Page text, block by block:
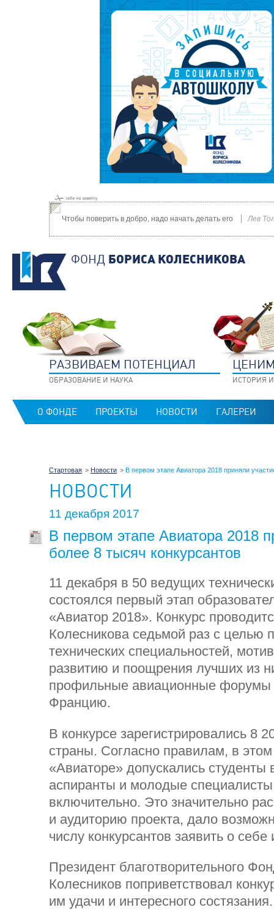
Чтобы поверить в добро, надо начать делать его Лев
ФОНД БОРИСА КОЛЕСНИКОВА
РАЗВИВАЕМ ПОТЕНЦИАЛ
ОБРАЗОВАНИЕ И НАУКА ИСТОРИЯ
О ФОНДЕ ПРОЕКТЫ НОВОСТИ ГАЛЕРЕИ
Стартовая Новости В первом этапе Авиатора 2018 приняли
НОВОСТИ
11 декабря 2017
В первом этапе Авиатора 2018
более 8 тысяч конкурсантов
11 декабря в 50 ведущих
состоялся первый этап
«Авиатор 2018». Конкурс
Колесникова седьмой раз с целью
технических специальностей,
развитию и поощрения лучших из
профильные авиационные форумы
Францию.
В конкурсе зарегистрировались 8
страны. Согласно правилам, в
«Авиаторе» допускались
аспиранты и молодые
включительно. Это значительно
и аудиторию проекта, дало
числу конкурсантов заявить о себе
Президент благотворительного
Колесников поприветствовал
им удачи и интересного